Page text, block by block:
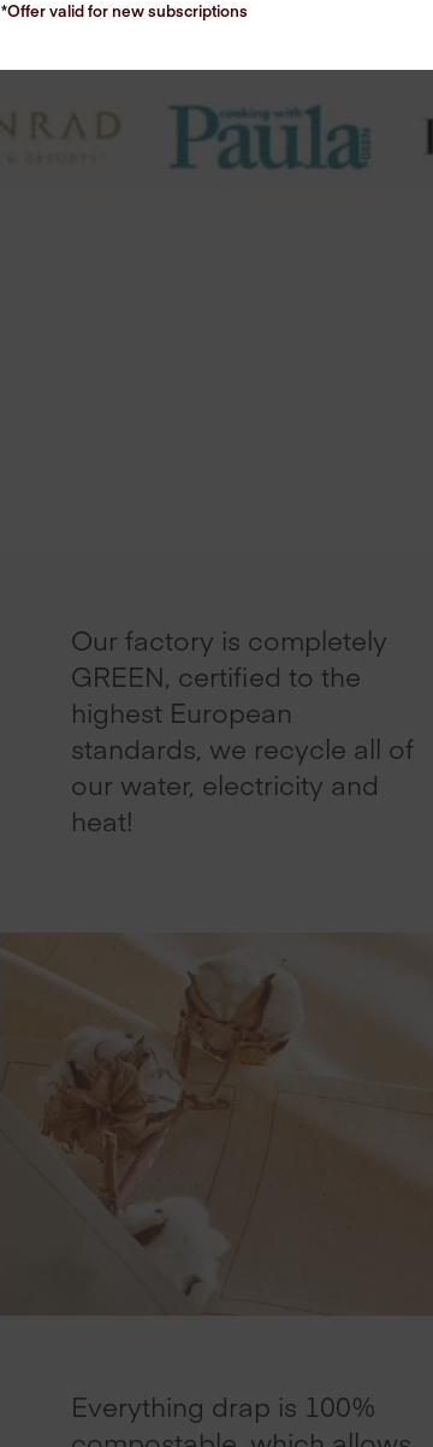
Our factory is completely
GREEN, certified to the
highest European
standards, we recycle all of
our water, electricity and
heat!
Everything drap is 100%
*Offer valid for newsubscriptions